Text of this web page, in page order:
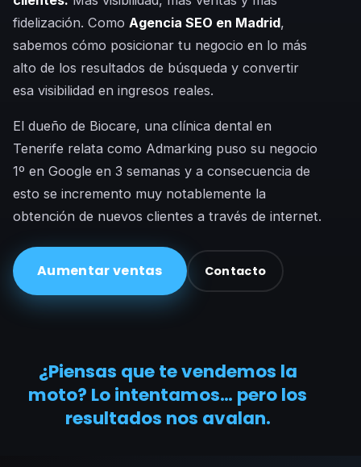
fidelización. Como Agencia SEO en Madrid,
sabemos cómo posicionar tu negocio en lo más
alto de los resultados de búsqueda y convertir
esa visibilidad en ingresos reales.
El dueño de Biocare, una clínica dental en
Tenerife relata como Admarking puso su negocio
1º en Google en 3 semanas y a consecuencia de
esto se incremento muy notablemente la
obtención de nuevos clientes a través de internet.
Aumentar ventas Contacto
¿Piensas que te vendemos la
moto? Lo intentamos… pero los
resultados nos avalan.